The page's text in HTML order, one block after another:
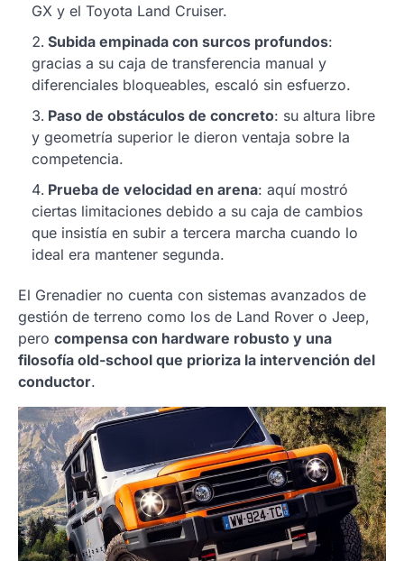
GX y el Toyota Land Cruiser.
Subida empinada con surcos profundos:
gracias a su caja de transferencia manual y
diferenciales bloqueables, escaló sin esfuerzo.
Paso de obstáculos de concreto: su altura libre
y geometría superior le dieron ventaja sobre la
competencia.
Prueba de velocidad en arena: aquí mostró
ciertas limitaciones debido a su caja de cambios
que insistía en subir a tercera marcha cuando lo
ideal era mantener segunda.
El Grenadier no cuenta con sistemas avanzados de
gestión de terreno como los de Land Rover o Jeep,
pero compensa con hardware robusto y una
filosofía old-school que prioriza la intervención del
conductor.